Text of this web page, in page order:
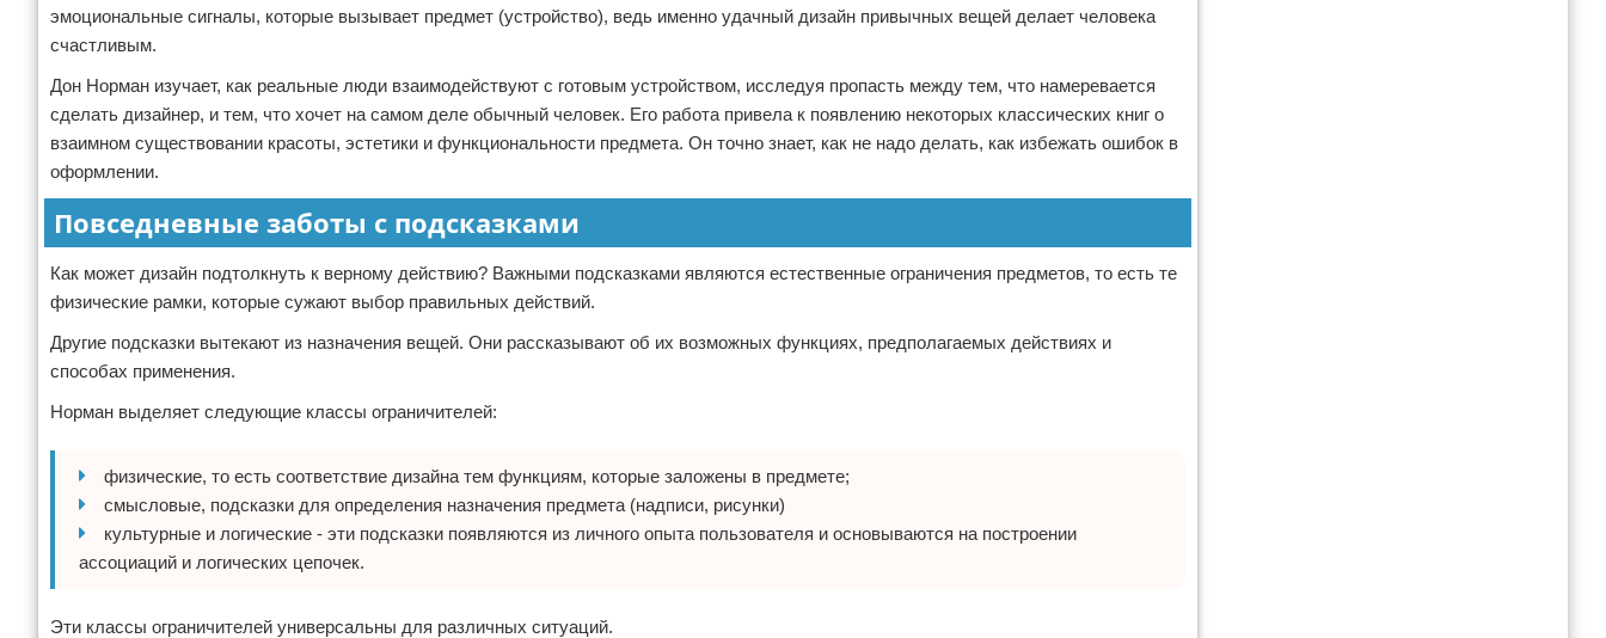
эмоциональные сигналы, которые вызывает предмет (устройство), ведь именно удачный дизайн привычных вещей делает человека
счастливым.
Дон Норман изучает, как реальные люди взаимодействуют с готовым устройством, исследуя пропасть между тем, что намеревается
сделать дизайнер, и тем, что хочет на самом деле обычный человек. Его работа привела к появлению некоторых классических книг о
взаимном существовании красоты, эстетики и функциональности предмета. Он точно знает, как не надо делать, как избежать ошибок в
оформлении.
Повседневные заботы с подсказками
Как может дизайн подтолкнуть к верному действию? Важными подсказками являются естественные ограничения предметов, то есть те
физические рамки, которые сужают выбор правильных действий.
Другие подсказки вытекают из назначения вещей. Они рассказывают об их возможных функциях, предполагаемых действиях и
способах применения.
Норман выделяет следующие классы ограничителей:
физические, то есть соответствие дизайна тем функциям, которые заложены в предмете;
смысловые, подсказки для определения назначения предмета (надписи, рисунки)
культурные и логические - эти подсказки появляются из личного опыта пользователя и основываются на построении
ассоциаций и логических цепочек.
Эти классы ограничителей универсальны для различных ситуаций.